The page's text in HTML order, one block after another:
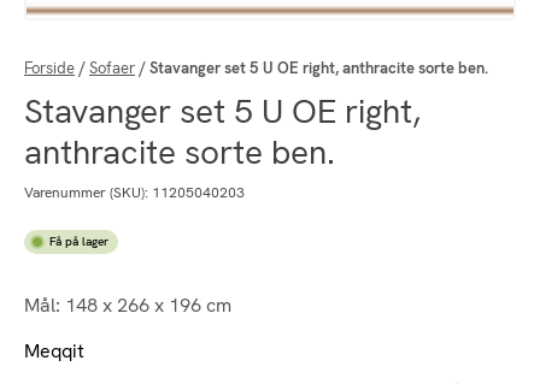
Forside /Sofaer /Stavanger set 5 U OE right, anthracite sorte ben.
Stavanger set 5 U OE right,
anthracite sorte ben.
Varenummer (SKU): 11205040203
Få på lager
Mål: 148 x 266 x 196 cm
Meqqit